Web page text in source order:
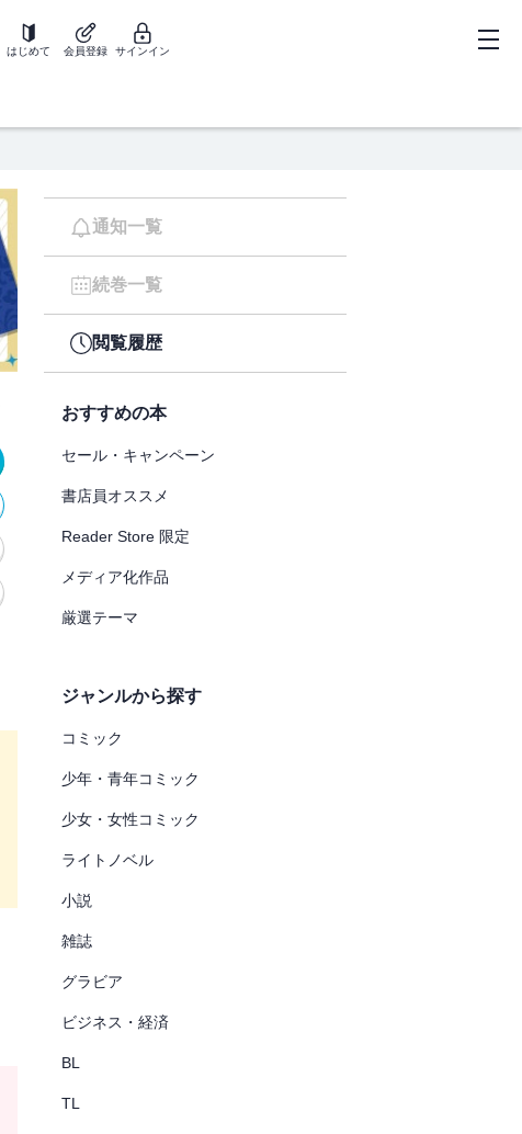
はじめて 会員登録 サインイン
通知一覧
続巻一覧
閲覧履歴
おすすめの本
セール・キャンペーン
書店員オススメ
Reader Store 限定
メディア化作品
厳選テーマ
ジャンルから探す
コミック
少年・青年コミック
少女・女性コミック
ライトノベル
小説
雑誌
グラビア
ビジネス・経済
BL
TL